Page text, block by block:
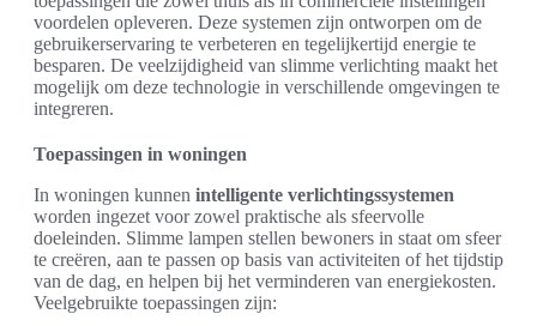
voordelen opleveren. Deze systemen zijn ontworpen om de
gebruikerservaring te verbeteren en tegelijkertijd energie te
besparen. De veelzijdigheid van slimme verlichting maakt het
mogelijk om deze technologie in verschillende omgevingen te
integreren.
Toepassingen in woningen
In woningen kunnen intelligente verlichtingssystemen
worden ingezet voor zowel praktische als sfeervolle
doeleinden. Slimme lampen stellen bewoners in staat om sfeer
te creëren, aan te passen op basis van activiteiten of het tijdstip
van de dag, en helpen bij het verminderen van energiekosten.
Veelgebruikte toepassingen zijn: